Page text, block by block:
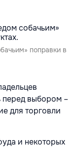
поправки в
перед выбором –
для торговли
и некоторых